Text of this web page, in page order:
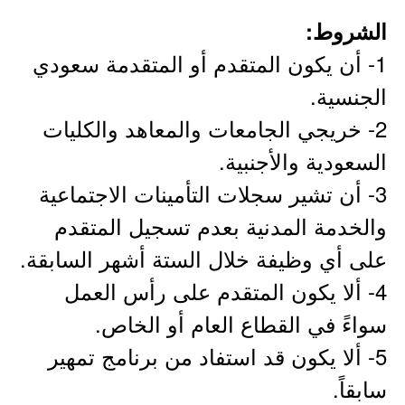
الشروط:
1- أن يكون المتقدم أو المتقدمة سعودي
الجنسية.
2- خريجي الجامعات والمعاهد والكليات
السعودية والأجنبية.
3- أن تشير سجلات التأمينات الاجتماعية
والخدمة المدنية بعدم تسجيل المتقدم
على أي وظيفة خلال الستة أشهر السابقة.
4- ألا يكون المتقدم على رأس العمل
سواءً في القطاع العام أو الخاص.
5- ألا يكون قد استفاد من برنامج تمهير
سابقاً.